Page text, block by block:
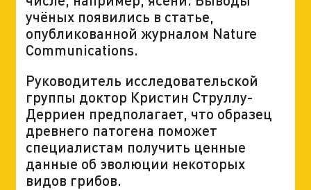
учёных появились в статье,
опубликованной журналом Nature
Communications.
Руководитель исследовательской
группы доктор Кристин Струллу-
Дерриен предполагает, что образец
древнего патогена поможет
специалистам получить ценные
данные об эволюции некоторых
видов грибов.